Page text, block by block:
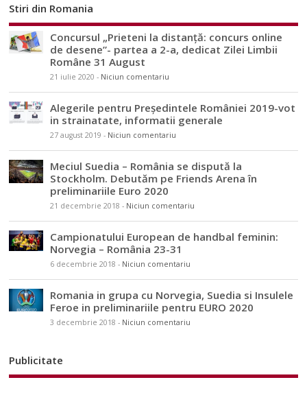
Stiri din Romania
Concursul „Prieteni la distanță: concurs online
de desene”- partea a 2-a, dedicat Zilei Limbii
Române 31 August
21 iulie 2020 - Niciun comentariu
Alegerile pentru Președintele României 2019-vot
in strainatate, informatii generale
27 august 2019 - Niciun comentariu
Meciul Suedia – România se dispută la
Stockholm. Debutăm pe Friends Arena în
preliminariile Euro 2020
21 decembrie 2018 - Niciun comentariu
Campionatului European de handbal feminin:
Norvegia – România 23-31
6 decembrie 2018 - Niciun comentariu
Romania in grupa cu Norvegia, Suedia si Insulele
Feroe in preliminariile pentru EURO 2020
3 decembrie 2018 - Niciun comentariu
Publicitate